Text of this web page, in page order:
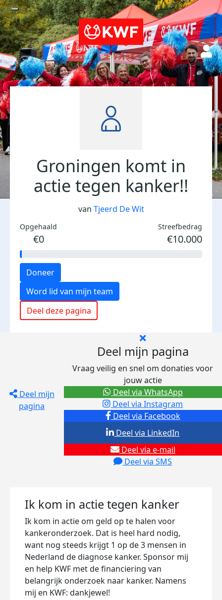
Groningen komt in
actie tegen kanker!!
van Tjeerd De Wit
Opgehaald
€0
Streefbedrag
€10.000
Doneer
Word lid van mijn team
Deel deze pagina
Deel mijn
pagina
Deel mijn pagina
Vraag veilig en snel om donaties voor
jouw actie
Deel via Facebook
Deel via Instagram
Deel via e-mail
Deel via SMS
Deel via LinkedIn
Deel via WhatsApp
Ik kom in actie tegen kanker
Ik kom in actie om geld op te halen voor
kankeronderzoek. Dat is heel hard nodig,
want nog steeds krijgt 1 op de 3 mensen in
Nederland de diagnose kanker. Sponsor mij
en help KWF met de financiering van
belangrijk onderzoek naar kanker. Namens
mij en KWF: dankjewel!